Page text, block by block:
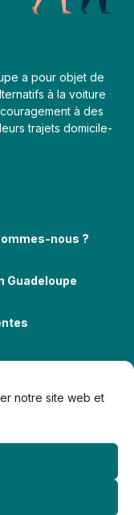
notre site web et
a pour objet de
à la voiture
à des
trajets domicile-
nous ?
Guadeloupe
personnelles
—